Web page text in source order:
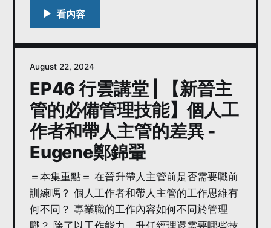
人？ 面談新員工最佳的技巧為何？ 要如何盤點
EP46 行雲講堂 | 【新晉主
管的必備管理技能】個人工
作者和帶人主管的差異 -
Eugene鄭錦翬
＝本集重點＝ 在晉升帶人主管前是否需要職前
訓練嗎？ 個人工作者和帶人主管的工作思維有
何不同？ 專業職的工作內容如何不同於管理
August 22, 2024